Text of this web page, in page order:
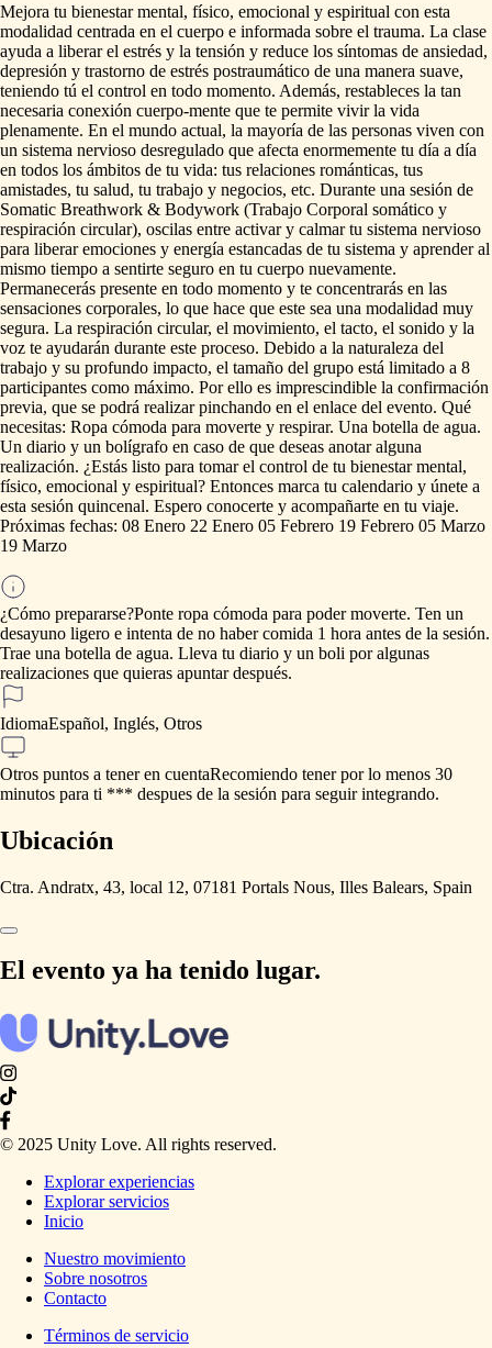
Mejora tu bienestar mental, físico, emocional y espiritual con esta
modalidad centrada en el cuerpo e informada sobre el trauma. La clase
ayuda a liberar el estrés y la tensión y reduce los síntomas de ansiedad,
depresión y trastorno de estrés postraumático de una manera suave,
teniendo tú el control en todo momento. Además, restableces la tan
necesaria conexión cuerpo-mente que te permite vivir la vida
plenamente. En el mundo actual, la mayoría de las personas viven con
un sistema nervioso desregulado que afecta enormemente tu día a día
en todos los ámbitos de tu vida: tus relaciones románticas, tus
amistades, tu salud, tu trabajo y negocios, etc. Durante una sesión de
Somatic Breathwork & Bodywork (Trabajo Corporal somático y
respiración circular), oscilas entre activar y calmar tu sistema nervioso
para liberar emociones y energía estancadas de tu sistema y aprender al
mismo tiempo a sentirte seguro en tu cuerpo nuevamente.
Permanecerás presente en todo momento y te concentrarás en las
sensaciones corporales, lo que hace que este sea una modalidad muy
segura. La respiración circular, el movimiento, el tacto, el sonido y la
voz te ayudarán durante este proceso. Debido a la naturaleza del
trabajo y su profundo impacto, el tamaño del grupo está limitado a 8
participantes como máximo. Por ello es imprescindible la confirmación
previa, que se podrá realizar pinchando en el enlace del evento. Qué
necesitas: Ropa cómoda para moverte y respirar. Una botella de agua.
Un diario y un bolígrafo en caso de que deseas anotar alguna
realización. ¿Estás listo para tomar el control de tu bienestar mental,
físico, emocional y espiritual? Entonces marca tu calendario y únete a
esta sesión quincenal. Espero conocerte y acompañarte en tu viaje.
Próximas fechas: 08 Enero 22 Enero 05 Febrero 19 Febrero 05 Marzo
19 Marzo
¿Cómo prepararse?Ponte ropa cómoda para poder moverte. Ten un
desayuno ligero e intenta de no haber comida 1 hora antes de la sesión.
Trae una botella de agua. Lleva tu diario y un boli por algunas
realizaciones que quieras apuntar después.
IdiomaEspañol, Inglés, Otros
Otros puntos a tener en cuentaRecomiendo tener por lo menos 30
minutos para ti *** despues de la sesión para seguir integrando.
Ubicación
Ctra. Andratx, 43, local 12, 07181 Portals Nous, Illes Balears, Spain
El evento ya ha tenido lugar.
© 2025 Unity Love. All rights reserved.
Explorar experiencias
Explorar servicios
Inicio
Nuestro movimiento
Sobre nosotros
Contacto
Términos de servicio